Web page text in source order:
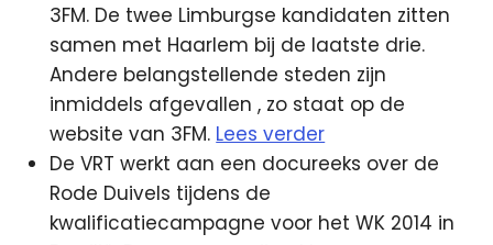
3FM. De twee Limburgse kandidaten zitten
samen met Haarlem bij de laatste drie.
Andere belangstellende steden zijn
inmiddels afgevallen, zo staat op de
website van 3FM. Lees verder
De VRT werkt aan een docureeks over de
Rode Duivels tijdens de
kwalificatiecampagne voor het WK 2014 in